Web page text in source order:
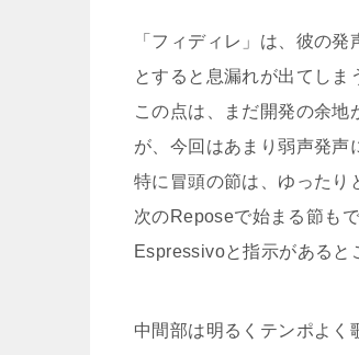
「フィディレ」は、彼の
とすると息漏れが出てしま
この点は、まだ開発の余地
が、今回はあまり弱声発声
特に冒頭の節は、ゆったり
次のReposeで始まる節もで
Espressivoと指示があると
中間部は明るくテンポよく